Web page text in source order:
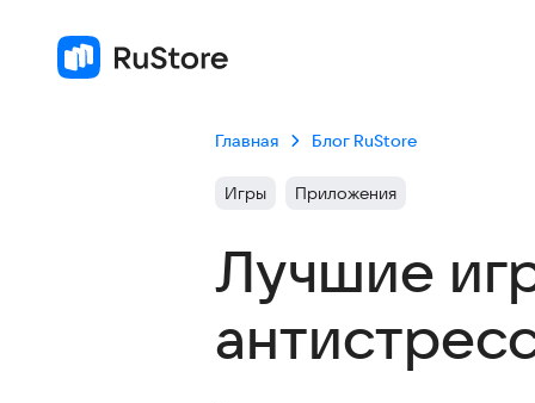
Главная Блог RuStore
Игры Приложения
Лучшие